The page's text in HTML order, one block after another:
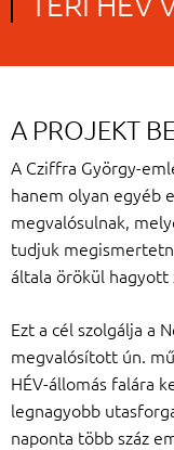
A PROJEKT
A Cziffra György-
hanem olyan egyéb
megvalósulnak,
tudjuk
általa örökül hagyott
Ezt a cél szolgálja a
megvalósított ún.
HÉV-állomás falára
legnagyobb
naponta több száz